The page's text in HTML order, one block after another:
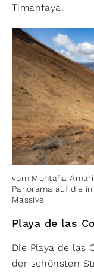
Timanfaya.
vom Montaña
Panorama auf die
Massivs
Playa de las
Die Playa de las
der schönsten